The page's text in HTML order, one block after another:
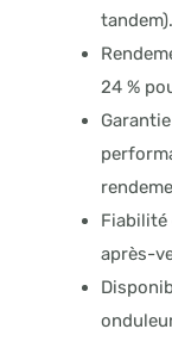
tandem).
24 %
Fiabilité
après-